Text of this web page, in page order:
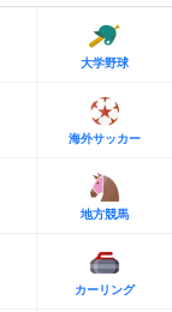
大学野球
海外サッカー
地方競馬
カーリング